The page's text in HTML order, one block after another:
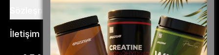
Sözleşme ve Şartlar
İletişim